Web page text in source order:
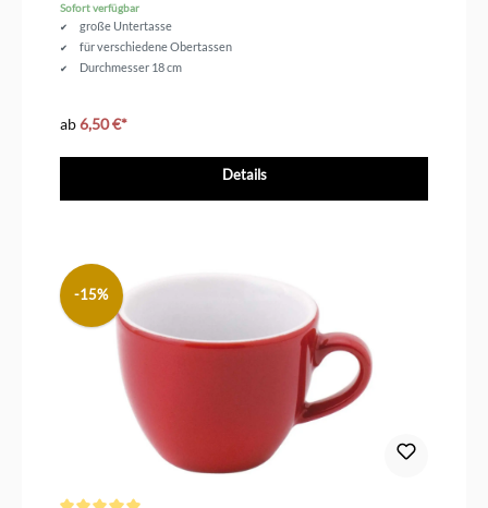
Sofort verfügbar
große Untertasse
für verschiedene Obertassen
Durchmesser 18 cm
ab6,50 €*
Details
-15%